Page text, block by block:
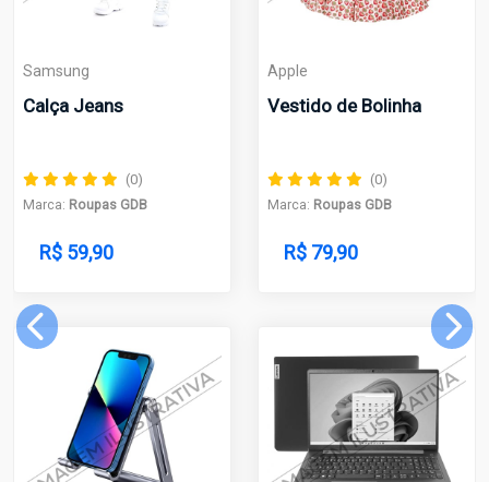
Samsung
Calça Jeans
(0)
Marca: Roupas GDB
R$ 59,90
Apple
Vestido de Bolinha
(0)
Marca: Roupas GDB
R$ 79,90